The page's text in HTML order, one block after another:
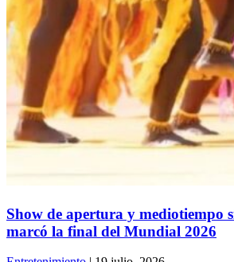
Show de apertura y mediotiempo
marcó la final del Mundial 2026